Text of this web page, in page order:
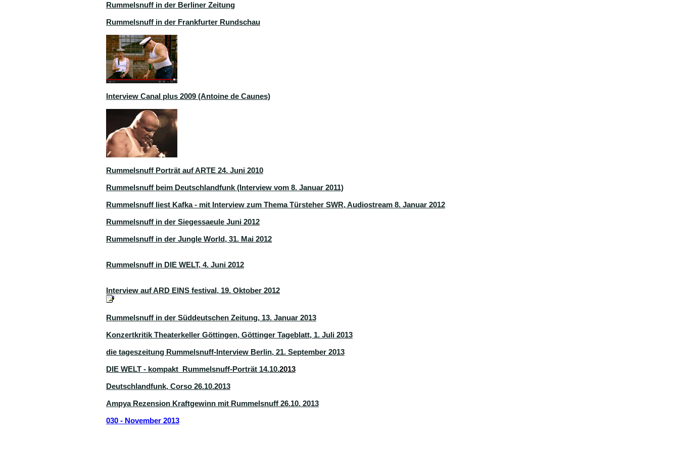
Rummelsnuff in der Berliner Zeitung
Rummelsnuff in der Frankfurter Rundschau
Interview Canal plus 2009 (Antoine de Caunes)
Rummelsnuff Porträt auf ARTE 24. Juni 2010
Rummelsnuff beim Deutschlandfunk (Interview vom 8. Januar 2011)
Rummelsnuff liest Kafka - mit Interview zum Thema Türsteher SWR, Audiostream 8. Januar 2012
Rummelsnuff in der Siegessaeule Juni 2012
Rummelsnuff in der Jungle World, 31. Mai 2012
Rummelsnuff in DIE WELT, 4. Juni 2012
Interview auf ARD EINS festival, 19. Oktober 2012
Rummelsnuff in der Süddeutschen Zeitung, 13. Januar 2013
Konzertkritik Theaterkeller Göttingen, Göttinger Tageblatt, 1. Juli 2013
die tageszeitung Rummelsnuff-Interview Berlin, 21. September 2013
DIE WELT - kompakt Rummelsnuff-Porträt 14.10.2013
Deutschlandfunk, Corso 26.10.2013
Ampya Rezension Kraftgewinn mit Rummelsnuff 26.10. 2013
030 - November 2013